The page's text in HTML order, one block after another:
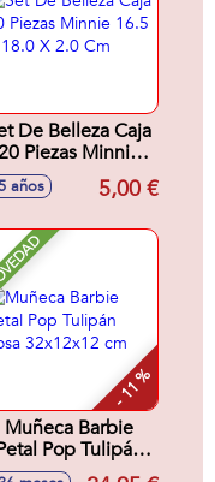
De Belleza Caja
Piezas Minnie
X 18.0 X 2.0
años 5,00 €
- 11 %
Muñeca Barbie
Pop Tulipán
32x12x12 cm